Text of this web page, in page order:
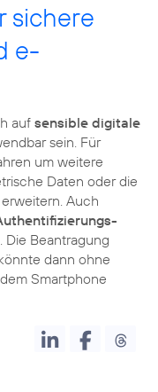
sichere
e-
aufsensible digitale
sein. Für
um weitere
Daten oder die
Auch
Beantragung
dann ohne
Smartphone